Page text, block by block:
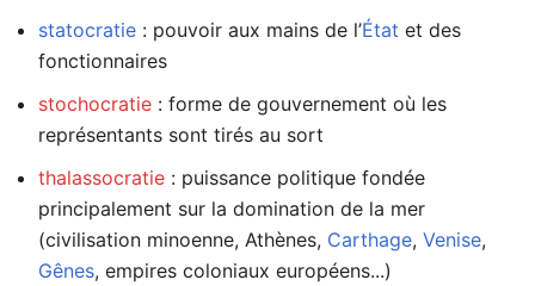
statocratie : pouvoir aux mains de l’État et des
fonctionnaires
stochocratie : forme de gouvernement où les
représentants sont tirés au sort
thalassocratie : puissance politique fondée
principalement sur la domination de la mer
(civilisation minoenne, Athènes, Carthage, Venise,
Gênes, empires coloniaux européens...)